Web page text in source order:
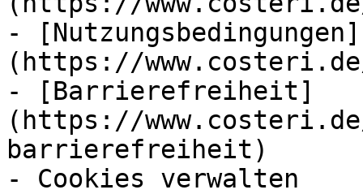
- [Nutzungsbedingungen]
(https://
- [Barrierefreiheit]
(https://
barrierefreiheit)
- Cookies verwalten